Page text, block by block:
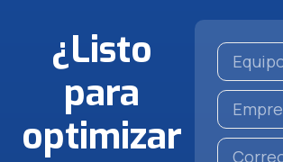
¿Listo
para
optimizar